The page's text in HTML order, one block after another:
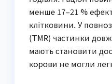
менше 17–21 %
клітковини. У
(TMR) частинки
мають становити
корови не могли